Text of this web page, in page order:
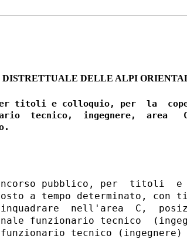
DELLE ALPI
per titoli e colloquio, per  la
tecnico,  ingegnere,  area
pubblico, per  titoli  e
a tempo determinato, con
nell'area  C,
funzionario tecnico
tecnico